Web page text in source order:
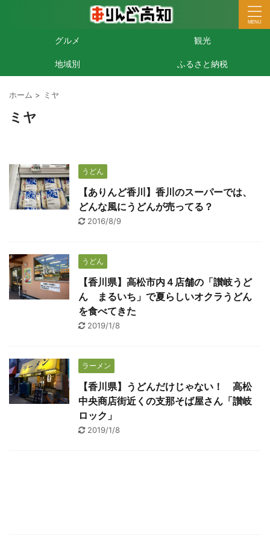
グルメ 観光
地域別 ふるさと納税
ホーム > ミヤ
ミヤ
うどん
【ありんど香川】香川のスーパーでは、
どんな風にうどんが売ってる？
2016/8/9
うどん
【香川県】高松市内４店舗の「讃岐うど
ん まるいち」で夏らしいオクラうどん
を食べてきた
2019/1/8
ラーメン
【香川県】うどんだけじゃない！ 高松
中央商店街近くの支那そば屋さん「讃岐
ロック」
2019/1/8